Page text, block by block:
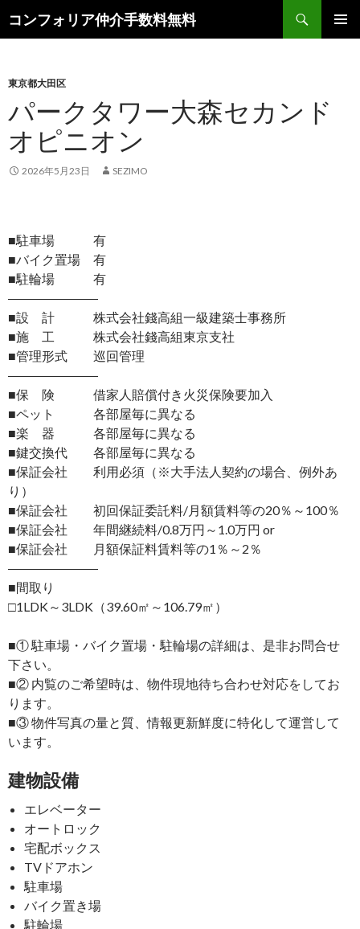
コンフォリア仲介手数料無料
索
ン
へ
ス
キ
ッ
東京都大田区
パークタワー大森セカンド
オピニオン
2026年5月23日 SEZIMO
■駐車場 有
■バイク置場 有
■駐輪場 有
―――――――
■設 計 株式会社錢高組一級建築士事務所
■施 工 株式会社錢高組東京支社
■管理形式 巡回管理
―――――――
■保 険 借家人賠償付き火災保険要加入
■ペット 各部屋毎に異なる
■楽 器 各部屋毎に異なる
■鍵交換代 各部屋毎に異なる
■保証会社 利用必須（※大手法人契約の場合、例外あ
り）
■保証会社 初回保証委託料/月額賃料等の20％～100％
■保証会社 年間継続料/0.8万円～1.0万円 or
■保証会社 月額保証料賃料等の1％～2％
―――――――
■間取り
□1LDK～3LDK（39.60㎡～106.79㎡）
■① 駐車場・バイク置場・駐輪場の詳細は、是非お問合せ
下さい。
■② 内覧のご希望時は、物件現地待ち合わせ対応をしてお
ります。
■③ 物件写真の量と質、情報更新鮮度に特化して運営して
います。
建物設備
エレベーター
オートロック
宅配ボックス
TVドアホン
駐車場
バイク置き場
駐輪場